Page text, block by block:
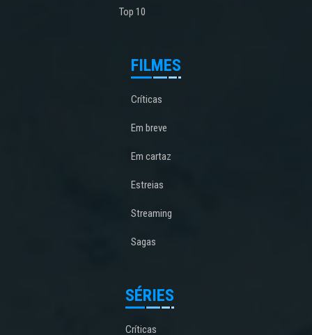
Top 10
FILMES
Críticas
Em breve
Em cartaz
Estreias
Streaming
Sagas
SÉRIES
Críticas